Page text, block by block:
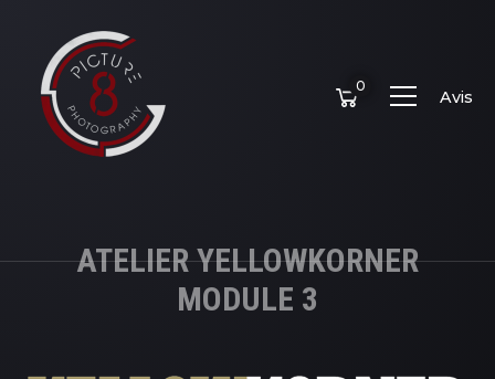
0
Avis
ATELIER YELLOWKORNER
MODULE 3